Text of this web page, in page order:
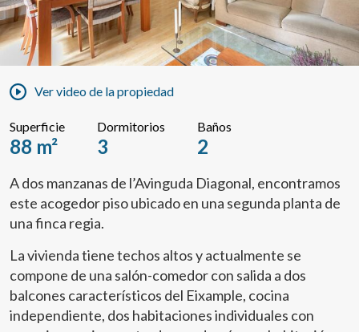
Ver video de la propiedad
Superficie
88 m²
Dormitorios
3
Baños
2
A dos manzanas de l’Avinguda Diagonal, encontramos
este acogedor piso ubicado en una segunda planta de
una finca regia.
La vivienda tiene techos altos y actualmente se
compone de una salón-comedor con salida a dos
balcones característicos del Eixample, cocina
independiente, dos habitaciones individuales con